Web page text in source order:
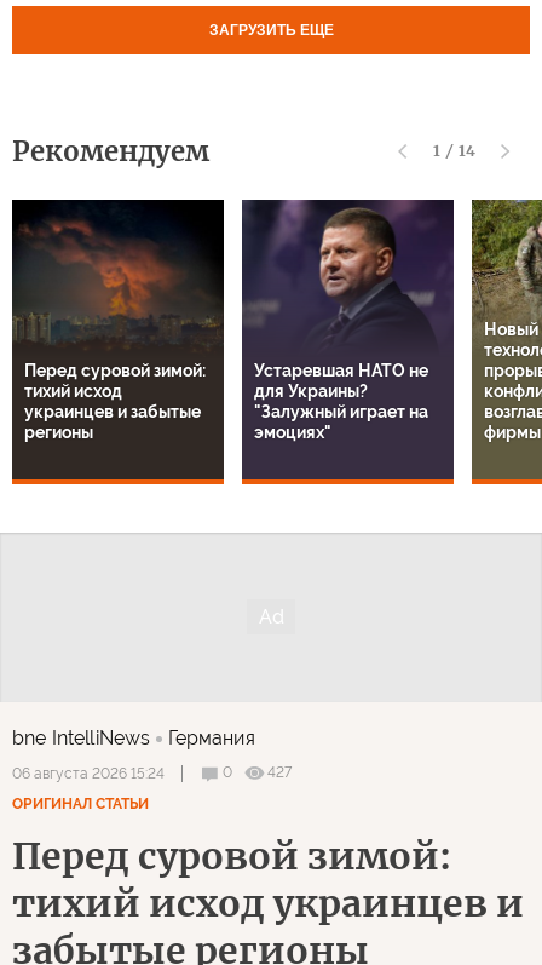
ЗАГРУЗИТЬ ЕЩЕ
Рекомендуем 1 / 14
Перед суровой зимой:
тихий исход
украинцев и забытые
регионы
Устаревшая НАТО не
для Украины?
"Залужный играет на
эмоциях"
Новый
фирмы
bne IntelliNews Германия
06 августа 2026 15:24 0
427
ОРИГИНАЛ СТАТЬИ
Перед суровой зимой:
тихий исход украинцев и
забытые регионы